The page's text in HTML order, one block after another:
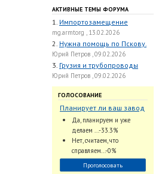
АКТИВНЫЕ ТЕМЫ ФОРУМА
1. Импортозамещение
mg.armtorg , 13.02.2026
2. Нужна помощь по Пскову.
Юрий Петров , 09.02.2026
3. Грузия и трубопроводы
Юрий Петров , 09.02.2026
ГОЛОСОВАНИЕ
Планирует ли ваш завод
использовать
промышленный
интеллект и цифровые
заказы для ускорения
обработки заказов и
оперативной отгрузки
Да, планируем и уже
делаем ...-33.3%
Нет, считаем, что
справляем...-0%
Проголосовать